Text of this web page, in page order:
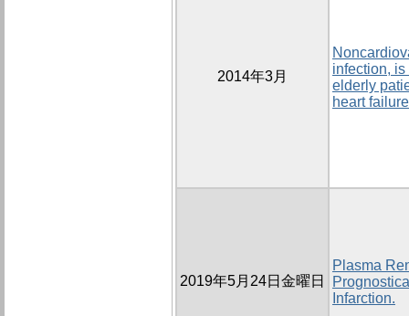
2014年3月
infection,
elderly
heart
2019年5月24日金曜日
Plasma
Infarction.